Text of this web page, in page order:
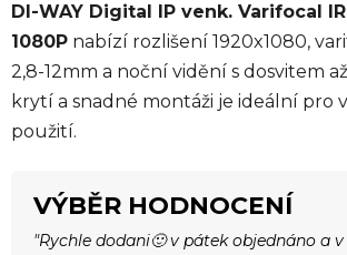
DI-WAY Digital IP venk. Varifocal
1080P nabízí rozlišení 1920x1080,
2,8-12mm a noční vidění s dosvitem
krytí a snadné montáži je ideální pro
použití.
VÝBĚR HODNOCENÍ
"Rychle dodani🙂 v pátek objednáno a